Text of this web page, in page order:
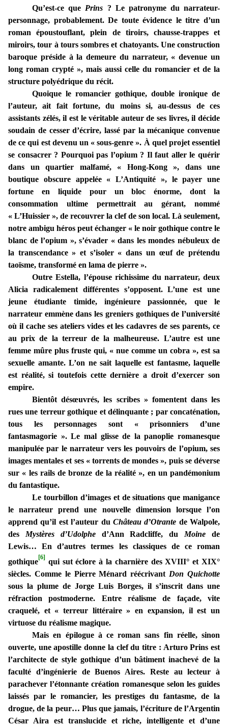
Qu’est-ce que Prins ? Le patronyme du narrateur-
personnage, probablement. De toute évidence le titre d’un
roman époustouflant, plein de tiroirs, chausse-trappes et
miroirs, tour à tours sombres et chatoyants. Une construction
baroque préside à la demeure du narrateur, « devenue un
long roman crypté », mais aussi celle du romancier et de la
structure polyédrique du récit.
Quoique le romancier gothique, double ironique de
l’auteur, ait fait fortune, du moins si, au-dessus de ces
assistants zélés, il est le véritable auteur de ses livres, il décide
soudain de cesser d’écrire, lassé par la mécanique convenue
de ce qui est devenu un « sous-genre ». À quel projet essentiel
se consacrer ? Pourquoi pas l’opium ? Il faut aller le quérir
dans un quartier malfamé, « Hong-Kong », dans une
boutique obscure appelée « L’Antiquité », le payer une
fortune en liquide pour un bloc énorme, dont la
consommation ultime permettrait au gérant, nommé
« L’Huissier », de recouvrer la clef de son local. Là seulement,
notre ambigu héros peut échanger « le noir gothique contre le
blanc de l’opium », s’évader « dans les mondes nébuleux de
la transcendance » et s’isoler « dans un œuf de prétendu
taoïsme, transformé en lama de pierre ».
Outre Estella, l’épouse richissime du narrateur, deux
Alicia radicalement différentes s’opposent. L’une est une
jeune étudiante timide, ingénieure passionnée, que le
narrateur emmène dans les greniers gothiques de l’université
où il cache ses ateliers vides et les cadavres de ses parents, ce
au prix de la terreur de la malheureuse. L’autre est une
femme mûre plus fruste qui, « nue comme un cobra », est sa
sexuelle amante. L’on ne sait laquelle est fantasme, laquelle
est réalité, si toutefois cette dernière a droit d’exercer son
empire.
Bientôt désœuvrés, les scribes » fomentent dans les
rues une terreur gothique et délinquante ; par concaténation,
tous les personnages sont « prisonniers d’une
fantasmagorie ». Le mal glisse de la panoplie romanesque
manipulée par le narrateur vers les pouvoirs de l’opium, ses
images mentales et ses « torrents de mondes », puis se déverse
sur « les rails de bronze de la réalité », en un pandémonium
du fantastique.
Le tourbillon d’images et de situations que manigance
le narrateur prend une nouvelle dimension lorsque l’on
apprend qu’il est l’auteur du Château d’Otrante de Walpole,
des Mystères d’Udolphed’Ann Radcliffe, du Moine de
Lewis… En d’autres termes les classiques de ce roman
gothique[6] qui sut éclore à la charnière des XVIII° et XIX°
siècles. Comme le Pierre Ménard réécrivant Don Quichotte
sous la plume de Jorge Luis Borges, il s’inscrit dans une
réfraction postmoderne. Entre réalisme de façade, vite
craquelé, et « terreur littéraire » en expansion, il est un
virtuose du réalisme magique.
Mais en épilogue à ce roman sans fin réelle, sinon
ouverte, une apostille donne la clef du titre : Arturo Prins est
l’architecte de style gothique d’un bâtiment inachevé de la
faculté d’ingénierie de Buenos Aires. Reste au lecteur à
parachever l’étonnante création romanesque selon les guides
laissés par le romancier, les prestiges du fantasme, de la
drogue, de la peur… Plus que jamais, l’écriture de l’Argentin
César Aira est translucide et riche, intelligente et d’une